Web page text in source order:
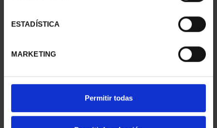
ESTADÍSTICA
MARKETING
Permitir todas
PROVINCIA COLECCION
COMPLET...